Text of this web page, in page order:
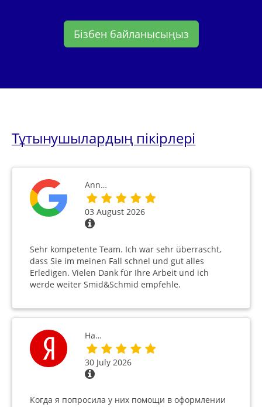
Бізбен байланысыңыз
Тұтынушылардың пікірлері
Ann…
03 August 2026
Sehr kompetente Team. Ich war sehr überrascht,
dass Sie im meinen Fall schnel und gut alles
Erledigen. Vielen Dank für Ihre Arbeit und ich
werde weiter Smid&Schmid empfehle.
На…
30 July 2026
Когда я попросила у них помощи в оформлении